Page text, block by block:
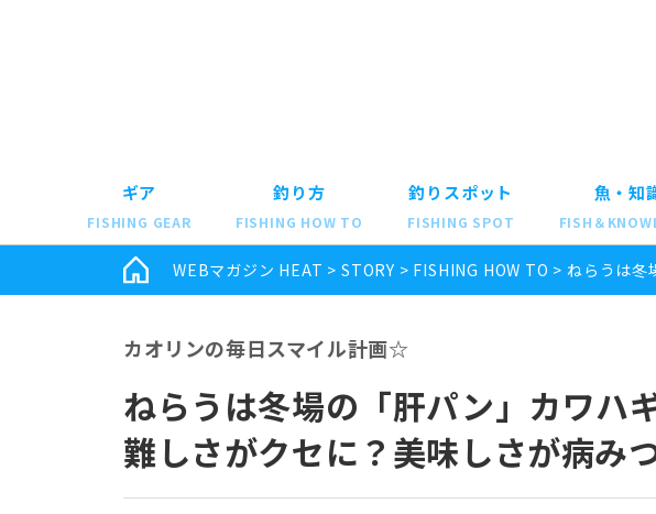
ギア
FISHING GEAR
釣り方
FISHING HOW TO
釣りスポット
FISHING SPOT
魚・知
FISH＆
WEBマガジン HEAT >STORY > FISHING HOW TO > ねらうは冬
カオリンの毎日スマイル計画☆
ねらうは冬場の「肝パン」カワハ
難しさがクセに？美味しさが病み